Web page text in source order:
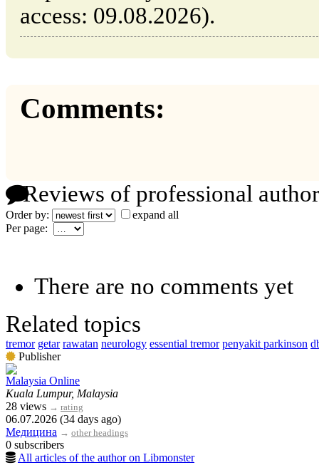
access: 09.08.2026).
Comments:
Reviews of professional
Order by:
expand all
Per page:
There are no comments yet
Related topics
tremor getar rawatan neurology essential tremor penyakit parkinson
Publisher
Malaysia Online
Kuala Lumpur, Malaysia
28 views → rating
06.07.2026 (34 days ago)
Медицина → other headings
0 subscribers
All articles of the author on Libmonster